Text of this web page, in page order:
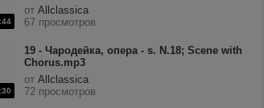
отAllclassica
67 просмотров
19 - Чародейка, опера - s. N.18; Scene with
Chorus.mp3
отAllclassica
72 просмотров